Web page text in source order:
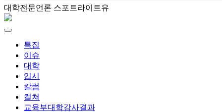
스
포
트
라
이
대학전문언론 스포트라이트유
Menu
특집
이슈
대학
입시
칼럼
컬쳐
교육부대학감사결과